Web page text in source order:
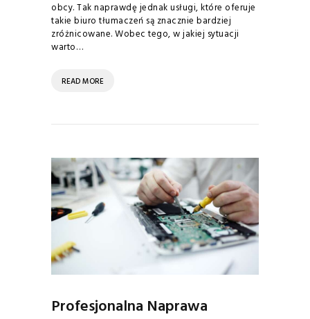
obcy. Tak naprawdę jednak usługi, które oferuje
takie biuro tłumaczeń są znacznie bardziej
zróżnicowane. Wobec tego, w jakiej sytuacji
warto…
READ MORE
Profesjonalna Naprawa